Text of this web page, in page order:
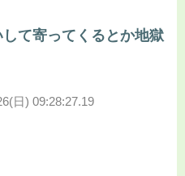
て寄ってくるとか地獄
日) 09:28:27.19